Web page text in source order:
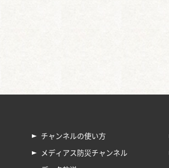
チャンネルの使い方
メディアス防災チャンネル